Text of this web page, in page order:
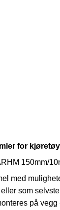
for
150mm/
med
som
på vegg